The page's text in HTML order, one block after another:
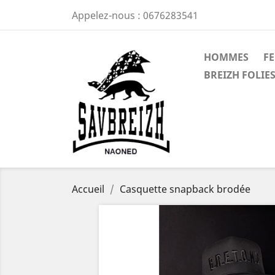
Appelez-nous : 0676283541
HOMMES
BREIZH
Accueil Casquette snapback brodée